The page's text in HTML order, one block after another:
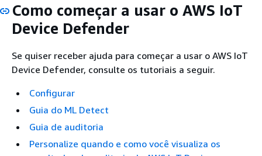
Como começar a usar o AWS IoT
Device Defender
Se quiser receber ajuda para começar a usar o AWS IoT
Device Defender, consulte os tutoriais a seguir.
Configurar
Guia do ML Detect
Guia de auditoria
Personalize quando e como você visualiza os